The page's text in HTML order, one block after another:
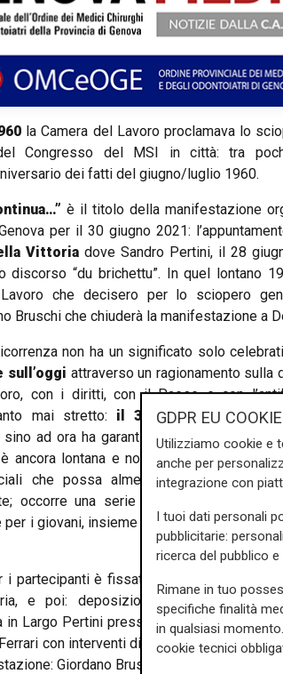
la Camera del Lavoro proclamava lo
Congresso del MSI in città: tra
dei fatti del giugno/luglio 1960.
è il titolo della manifestazione
per il 30 giugno 2021:
Vittoria dove Sandro Pertini, il 28
discorso “du brichettu”. In quel lontano
che decisero per lo sciopero
Bruschi che chiuderà la manifestazione a
non ha un significato solo
attraverso un ragionamento sulla
con i diritti, con il Paese e con
mai stretto: il 30 giugno infatti
sino ad ora ha garantito il reddito a molte
ancora lontana e non si è arrivati ad un
che possa almeno mitigare
occorre una serie riforma pensionistica
i giovani, insieme a quella fiscale che
i partecipanti è fissato alle ore 16,30 di
e poi: deposizione corone sotto il
Largo Pertini presso la targa
con interventi di lavoratrici e lavoratori,
Giordano Bruschi, il partigiano Giotto.
GDPR EU COOKIE
Utilizziamo cookie e
anche per
integrazione con
I tuoi dati personali
pubblicitarie:
ricerca del pubblico
Rimane in tuo
specifiche finalità
in qualsiasi
cookie tecnici